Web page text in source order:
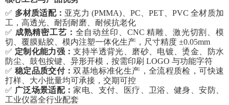
✅ 多材质适配： 亚克力 (PMMA)、PC、PET、PVC 全材质加
工，高透光、耐刮耐磨、耐候抗老化
✅ 成熟精密工艺： 全自动丝印、 CNC 精雕、激光切割、模
切、覆膜贴胶、模内注塑一体化生产，尺寸精度 ±0.05mm
✅ 定制化能力强：支持半透背光、磨砂、电镀、烫金、防水
防尘、鼓包按键、异形开模，按需印刷 LOGO 与功能字符
✅ 稳定品质交付：双基地标准化生产，全流程质检，可快速
打样、大小批量均可承接，交期可控
✅ 广泛场景适配：家电、支付、医疗、卫浴、健身、安防、
工业仪器全行业配套